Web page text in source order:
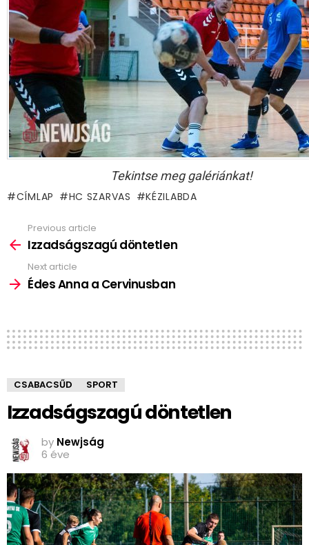
Tekintse meg galériánkat!
CÍMLAP HC SZARVAS KÉZILABDA
more
Previous article
Izzadságszagú döntetlen
Next article
Édes Anna a Cervinusban
CSABACSŰD SPORT
Izzadságszagú döntetlen
by Newjság
6 éve